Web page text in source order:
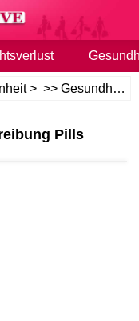
> >>Gesundheit und Wellness
Pills